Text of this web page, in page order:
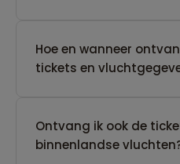
Hoe en wanneer
tickets en
Ontvang ik ook de
binnenlandse